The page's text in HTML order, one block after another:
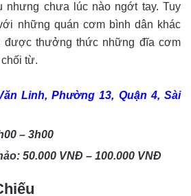
nhưng chưa lúc nào ngớt tay. Tuy
những quán cơm bình dân khác
được thưởng thức những đĩa cơm
từ.
Linh, Phường 13, Quận 4, Sài
– 3h00
50.000 VNĐ – 100.000 VNĐ